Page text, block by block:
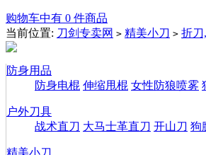
购物车中有 0 件商品
当前位置: 刀剑专卖网 > 精美小刀 > 折刀
防身用品
防身电棍 伸缩甩棍 女性防狼喷雾
户外刀具
战术直刀 大马士革直刀 开山刀 狗
精美小刀